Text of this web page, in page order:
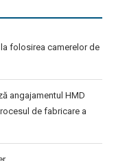
folosirea camerelor de
angajamentul HMD
de fabricare a